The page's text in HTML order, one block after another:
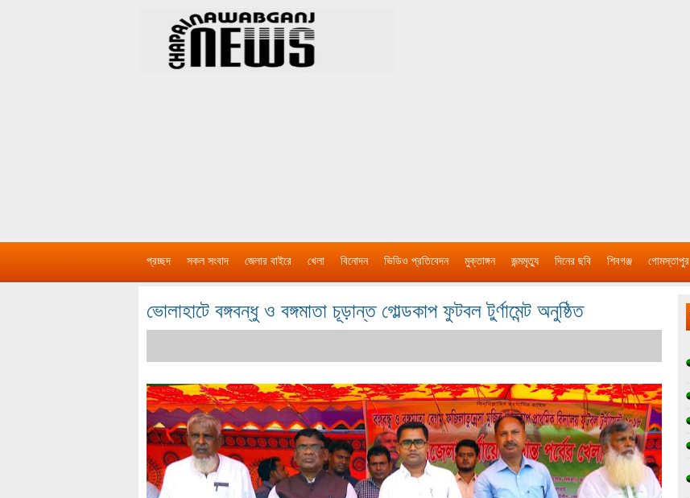
প্রচ্ছদ সকল সংবাদ জেলার বাইরে খেলা বিনোদন ভিডিও প্রতিবেদন মুক্তাঙ্গন জন্মমৃত্যু দিনের ছবি শিবগঞ্জ গোমস্তাপুর
ভোলাহাটে বঙ্গবন্ধু ও বঙ্গমাতা চূড়ান্ত গোল্ডকাপ ফুটবল টুর্ণামেন্ট অনুষ্ঠিত